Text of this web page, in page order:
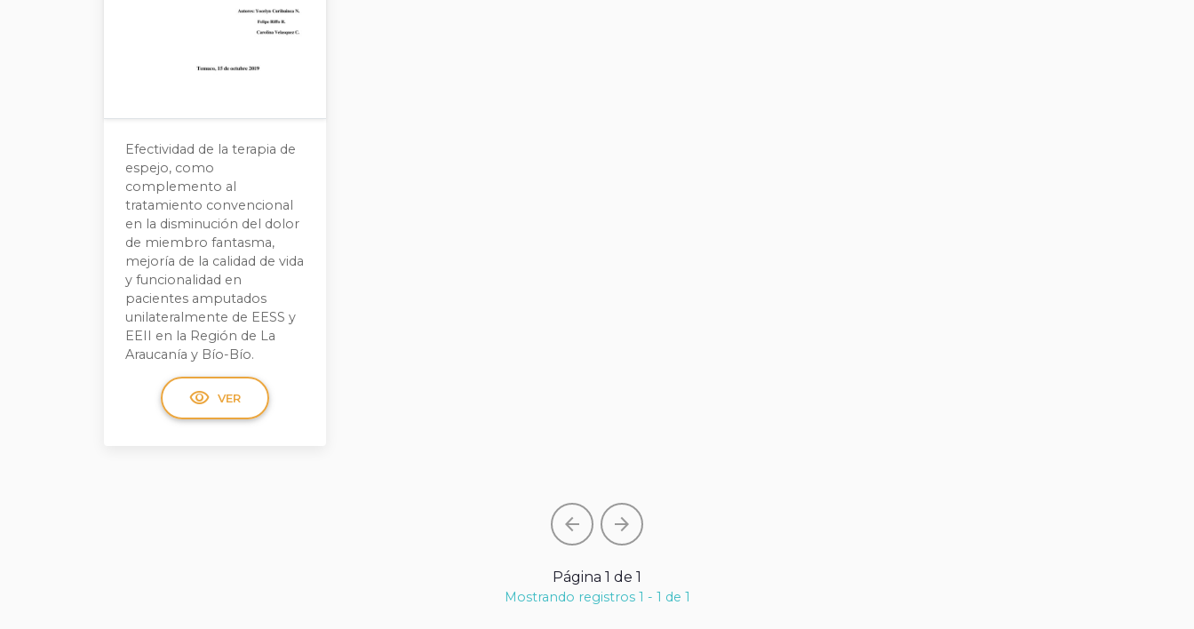
Efectividad de la terapia de
espejo, como
complemento al
tratamiento convencional
en la disminución del dolor
de miembro fantasma,
mejoría de la calidad de vida
y funcionalidad en
pacientes amputados
unilateralmente de EESS y
EEII en la Región de La
Araucanía y Bío-Bío.
visibility VER
arrow_back arrow_forward
Página 1 de 1
Mostrando registros 1 - 1 de 1